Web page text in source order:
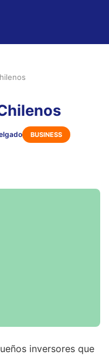
BUSINESS
inversores que